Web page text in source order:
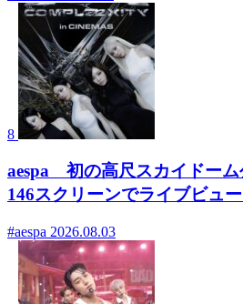
8
aespa 初の高尺スカイドー
146スクリーンでライブビュ
#aespa 2026.08.03